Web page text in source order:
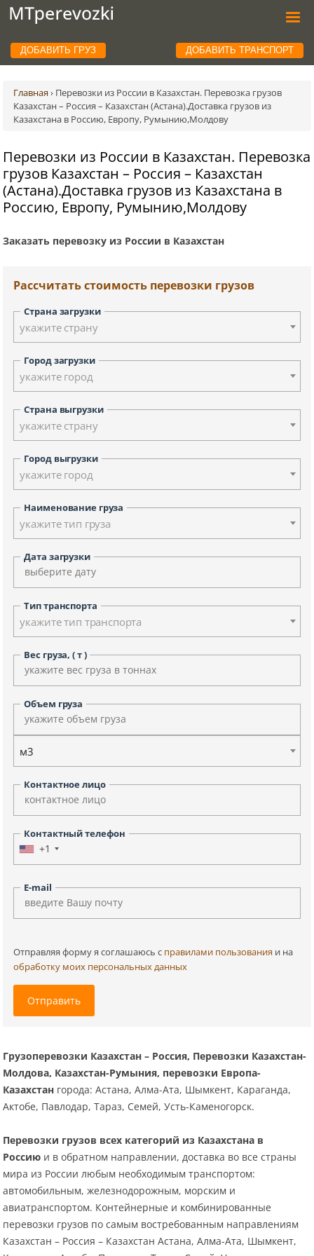
ДОБАВИТЬ ГРУЗ ДОБАВИТЬ ТРАНСПОРТ
Главная › Перевозки из России в Казахстан. Перевозка грузов
Казахстан – Россия – Казахстан (Астана).Доставка грузов из
Казахстана в Россию, Европу, Румынию,Молдову
Перевозки из России в Казахстан. Перевозка
грузов Казахстан – Россия – Казахстан
(Астана).Доставка грузов из Казахстана в
Россию, Европу, Румынию,Молдову
Заказать перевозку из России в Казахстан
Рассчитать стоимость перевозки грузов
Страна загрузки
укажите страну
Город загрузки
укажите город
Страна выгрузки
укажите страну
Город выгрузки
укажите город
Наименование груза
укажите тип груза
Дата загрузки
Тип транспорта
укажите тип транспорта
Вес груза, ( т )
Объем груза
м3
Контактное лицо
Контактный телефон
+1
E-mail
Отправляя форму я соглашаюсь c правилами пользования и на
обработку моих персональных данных
Отправить
Грузоперевозки Казахстан – Россия, Перевозки Казахстан-
Молдова, Казахстан-Румыния, перевозки Европа-
Казахстан города: Астана, Алма-Ата, Шымкент, Караганда,
Актобе, Павлодар, Тараз, Семей, Усть-Каменогорск.
Перевозки грузов всех категорий из Казахстана в
Россию и в обратном направлении, доставка во все страны
мира из России любым необходимым транспортом:
автомобильным, железнодорожным, морским и
авиатранспортом. Контейнерные и комбинированные
перевозки грузов по самым востребованным направлениям
Казахстан – Россия – Казахстан Астана, Алма-Ата, Шымкент,